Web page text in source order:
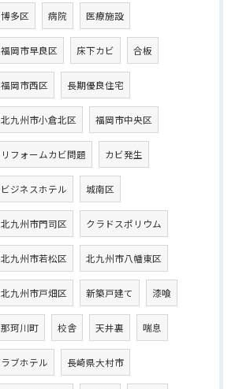
博多区 病院 医療施設
福岡市早良区 床下カビ 合板
福岡市西区 長期優良住宅
北九州市小倉北区 福岡市中央区
リフォームカビ問題 カビ発生
ビジネスホテル 城南区
北九州市門司区 クラドスポリウム
北九州市若松区 北九州市八幡東区
北九州市戸畑区 新築戸建て 漆喰
那珂川町 校舎 天井裏 喘息
ラブホテル 長崎県大村市